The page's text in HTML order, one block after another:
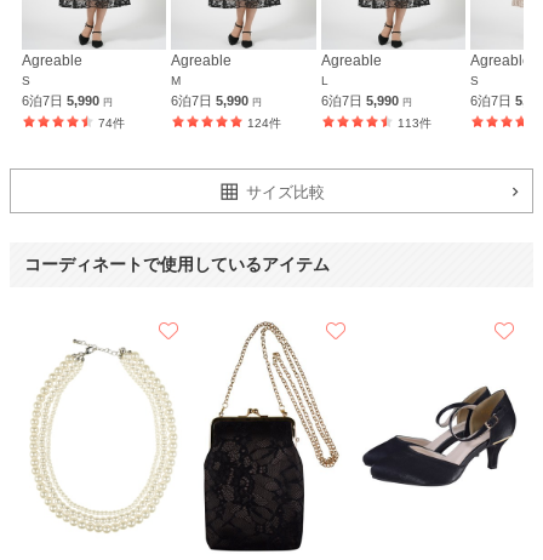
サイズもぴったりでした。
脇のところが少しきついかなと思いましたが、着てみると案外大丈夫でし
た。
デザインもかわいく、大変満足でした。
いつも利用させていただいています。
日程通りに届き、大きいサイズの品ぞろえもあるので大変助かっています。
Agreable
S
6泊7日 5,990 円
74件
Agreable
M
6泊7日5,990円
124件
Agreable
L
6泊7日 5,990 円
113件
Agreable
S
6泊7日
サイズ比較
コーディネートで使用しているアイテム